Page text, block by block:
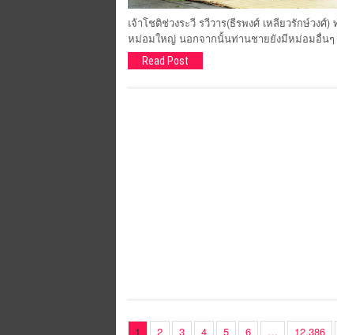
เจ้าโชติช่วงระวี รวีวาร(ธีรพงศ์ เหลียวรักษ์วง
หม่อมใหญ่ นอกจากนั้นท่านชายยังมีหม่อมอื่น
Read Post
1 2 3 4 5 6 … 12,386